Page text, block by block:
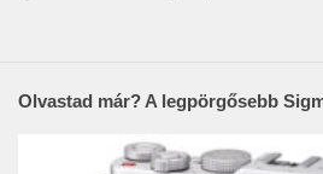
Olvastad már? A legpörgősebb